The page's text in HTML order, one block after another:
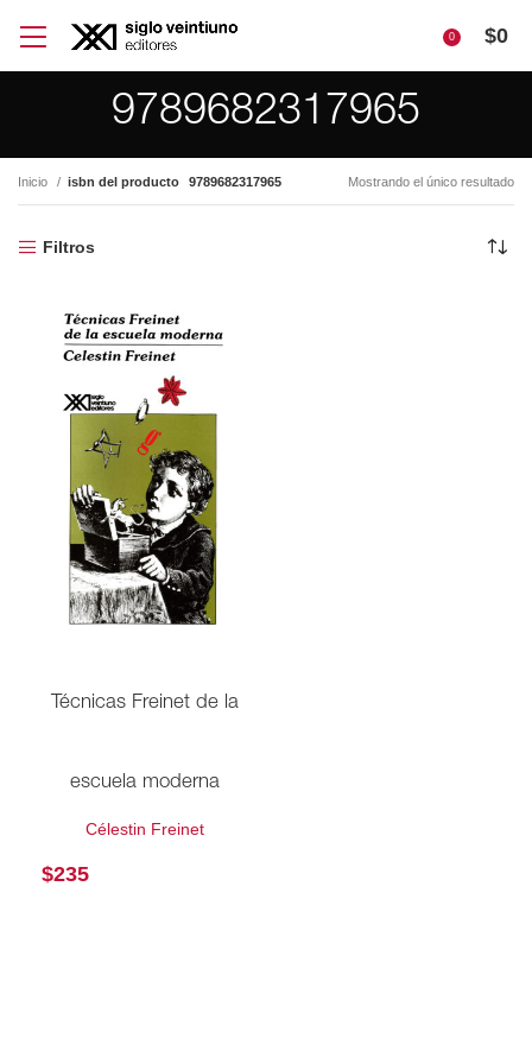
0 $0
9789682317965
Inicio isbn del producto 9789682317965 Mostrando el único resultado
Filtros
Técnicas Freinet de la
escuela moderna
Célestin Freinet
$235